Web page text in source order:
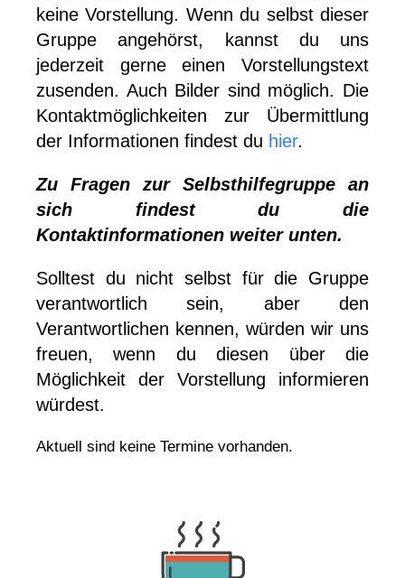
keine Vorstellung. Wenn du selbst dieser
Gruppe angehörst, kannst du uns
jederzeit gerne einen Vorstellungstext
zusenden. Auch Bilder sind möglich. Die
Kontaktmöglichkeiten zur Übermittlung
der Informationen findest du hier.
Zu Fragen zur Selbsthilfegruppe an
sich findest du die
Kontaktinformationen weiter unten.
Solltest du nicht selbst für die Gruppe
verantwortlich sein, aber den
Verantwortlichen kennen, würden wir uns
freuen, wenn du diesen über die
Möglichkeit der Vorstellung informieren
würdest.
Aktuell sind keine Termine vorhanden.